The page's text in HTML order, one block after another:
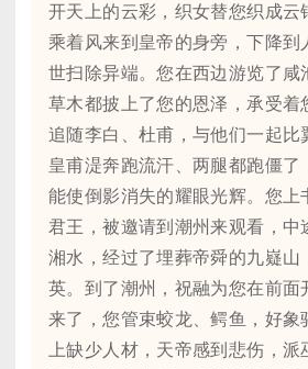
开天上的云彩，织女替您织成云
乘着风来到皇帝的身旁，下降到
世扫除异端。您在西边游览了咸
草木都披上了您的恩泽，承受着
追随李白、杜甫，与他们一起比
皇甫湜奔跑流汗、两腿都跑僵了
能使倒影消失的耀眼光辉。您上
君王，被邀请到潮州来观看，中
湘水，经过了埋葬帝舜的九嶷山
英。到了潮州，祝融为您在前面
来了，您管束蛟龙、鳄鱼，好象
上缺少人材，天帝感到悲伤，